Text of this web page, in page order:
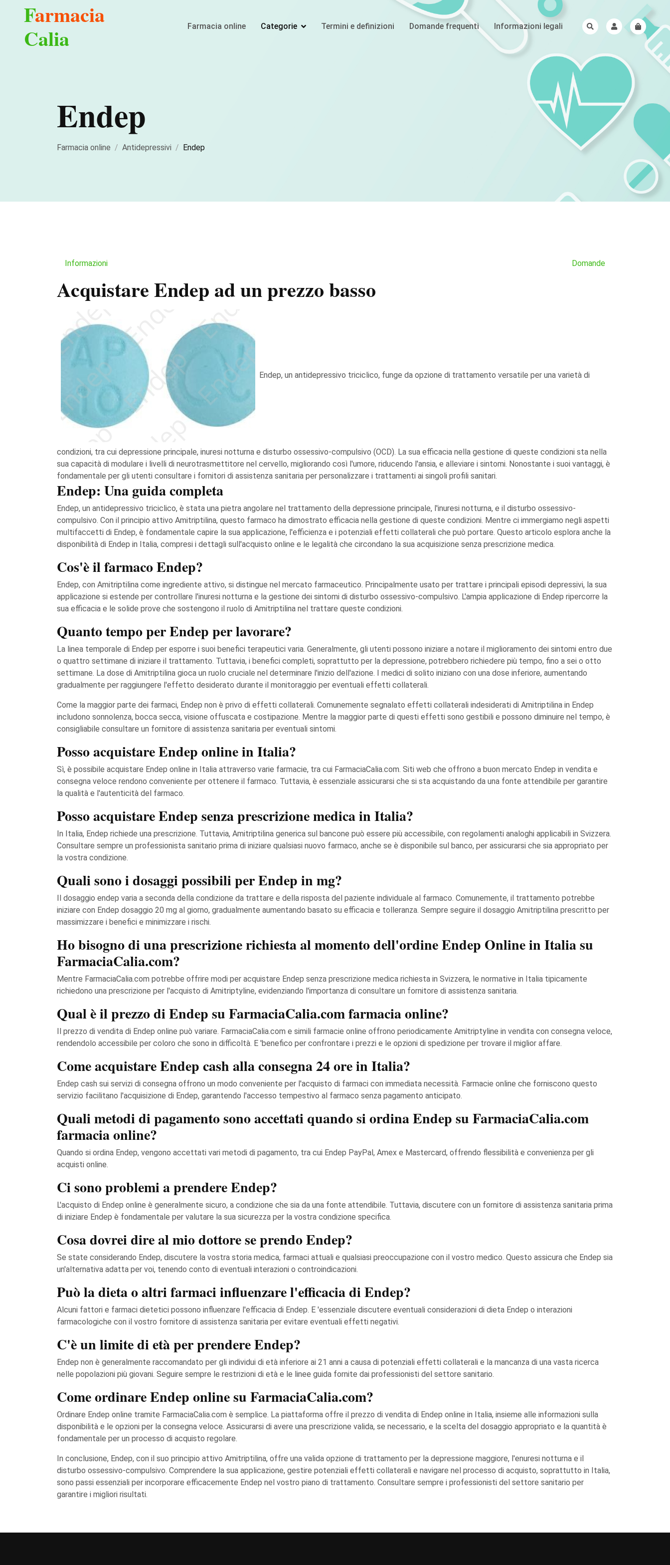
Farmacia
Calia
Farmacia online Categorie Termini e definizioni Domande frequenti Informazioni legali
Endep
Farmacia online Antidepressivi Endep
Informazioni Domande
Acquistare Endep ad un prezzo basso
Endep, un antidepressivo triciclico, funge da opzione di trattamento versatile per una varietà di
condizioni, tra cui depressione principale, inuresi notturna e disturbo ossessivo-compulsivo (OCD). La sua efficacia nella gestione di queste condizioni sta nella
sua capacità di modulare i livelli di neurotrasmettitore nel cervello, migliorando così l'umore, riducendo l'ansia, e alleviare i sintomi. Nonostante i suoi vantaggi, è
fondamentale per gli utenti consultare i fornitori di assistenza sanitaria per personalizzare i trattamenti ai singoli profili sanitari.
Endep: Una guida completa
Endep, un antidepressivo triciclico, è stata una pietra angolare nel trattamento della depressione principale, l'inuresi notturna, e il disturbo ossessivo-
compulsivo. Con il principio attivo Amitriptilina, questo farmaco ha dimostrato efficacia nella gestione di queste condizioni. Mentre ci immergiamo negli aspetti
multifaccetti di Endep, è fondamentale capire la sua applicazione, l'efficienza e i potenziali effetti collaterali che può portare. Questo articolo esplora anche la
disponibilità di Endep in Italia, compresi i dettagli sull'acquisto online e le legalità che circondano la sua acquisizione senza prescrizione medica.
Cos'è il farmaco Endep?
Endep, con Amitriptilina come ingrediente attivo, si distingue nel mercato farmaceutico. Principalmente usato per trattare i principali episodi depressivi, la sua
applicazione si estende per controllare l'inuresi notturna e la gestione dei sintomi di disturbo ossessivo-compulsivo. L'ampia applicazione di Endep ripercorre la
sua efficacia e le solide prove che sostengono il ruolo di Amitriptilina nel trattare queste condizioni.
Quanto tempo per Endep per lavorare?
La linea temporale di Endep per esporre i suoi benefici terapeutici varia. Generalmente, gli utenti possono iniziare a notare il miglioramento dei sintomi entro due
o quattro settimane di iniziare il trattamento. Tuttavia, i benefici completi, soprattutto per la depressione, potrebbero richiedere più tempo, fino a sei o otto
settimane. La dose di Amitriptilina gioca un ruolo cruciale nel determinare l'inizio dell'azione. I medici di solito iniziano con una dose inferiore, aumentando
gradualmente per raggiungere l'effetto desiderato durante il monitoraggio per eventuali effetti collaterali.
Come la maggior parte dei farmaci, Endep non è privo di effetti collaterali. Comunemente segnalato effetti collaterali indesiderati di Amitriptilina in Endep
includono sonnolenza, bocca secca, visione offuscata e costipazione. Mentre la maggior parte di questi effetti sono gestibili e possono diminuire nel tempo, è
consigliabile consultare un fornitore di assistenza sanitaria per eventuali sintomi.
Posso acquistare Endep online in Italia?
Sì, è possibile acquistare Endep online in Italia attraverso varie farmacie, tra cui FarmaciaCalia.com. Siti web che offrono a buon mercato Endep in vendita e
consegna veloce rendono conveniente per ottenere il farmaco. Tuttavia, è essenziale assicurarsi che si sta acquistando da una fonte attendibile per garantire
la qualità e l'autenticità del farmaco.
Posso acquistare Endep senza prescrizione medica in Italia?
In Italia, Endep richiede una prescrizione. Tuttavia, Amitriptilina generica sul bancone può essere più accessibile, con regolamenti analoghi applicabili in Svizzera.
Consultare sempre un professionista sanitario prima di iniziare qualsiasi nuovo farmaco, anche se è disponibile sul banco, per assicurarsi che sia appropriato per
la vostra condizione.
Quali sono i dosaggi possibili per Endep in mg?
Il dosaggio endep varia a seconda della condizione da trattare e della risposta del paziente individuale al farmaco. Comunemente, il trattamento potrebbe
iniziare con Endep dosaggio 20 mg al giorno, gradualmente aumentando basato su efficacia e tolleranza. Sempre seguire il dosaggio Amitriptilina prescritto per
massimizzare i benefici e minimizzare i rischi.
Ho bisogno di una prescrizione richiesta al momento dell'ordine Endep Online in Italia su
FarmaciaCalia.com?
Mentre FarmaciaCalia.com potrebbe offrire modi per acquistare Endep senza prescrizione medica richiesta in Svizzera, le normative in Italia tipicamente
richiedono una prescrizione per l'acquisto di Amitriptyline, evidenziando l'importanza di consultare un fornitore di assistenza sanitaria.
Qual è il prezzo di Endep su FarmaciaCalia.com farmacia online?
Il prezzo di vendita di Endep online può variare. FarmaciaCalia.com e simili farmacie online offrono periodicamente Amitriptyline in vendita con consegna veloce,
rendendolo accessibile per coloro che sono in difficoltà. E 'benefico per confrontare i prezzi e le opzioni di spedizione per trovare il miglior affare.
Come acquistare Endep cash alla consegna 24 ore in Italia?
Endep cash sui servizi di consegna offrono un modo conveniente per l'acquisto di farmaci con immediata necessità. Farmacie online che forniscono questo
servizio facilitano l'acquisizione di Endep, garantendo l'accesso tempestivo al farmaco senza pagamento anticipato.
Quali metodi di pagamento sono accettati quando si ordina Endep su FarmaciaCalia.com
farmacia online?
Quando si ordina Endep, vengono accettati vari metodi di pagamento, tra cui Endep PayPal, Amex e Mastercard, offrendo flessibilità e convenienza per gli
acquisti online.
Ci sono problemi a prendere Endep?
L'acquisto di Endep online è generalmente sicuro, a condizione che sia da una fonte attendibile. Tuttavia, discutere con un fornitore di assistenza sanitaria prima
di iniziare Endep è fondamentale per valutare la sua sicurezza per la vostra condizione specifica.
Cosa dovrei dire al mio dottore se prendo Endep?
Se state considerando Endep, discutere la vostra storia medica, farmaci attuali e qualsiasi preoccupazione con il vostro medico. Questo assicura che Endep sia
un'alternativa adatta per voi, tenendo conto di eventuali interazioni o controindicazioni.
Può la dieta o altri farmaci influenzare l'efficacia di Endep?
Alcuni fattori e farmaci dietetici possono influenzare l'efficacia di Endep. E 'essenziale discutere eventuali considerazioni di dieta Endep o interazioni
farmacologiche con il vostro fornitore di assistenza sanitaria per evitare eventuali effetti negativi.
C'è un limite di età per prendere Endep?
Endep non è generalmente raccomandato per gli individui di età inferiore ai 21 anni a causa di potenziali effetti collaterali e la mancanza di una vasta ricerca
nelle popolazioni più giovani. Seguire sempre le restrizioni di età e le linee guida fornite dai professionisti del settore sanitario.
Come ordinare Endep online su FarmaciaCalia.com?
Ordinare Endep online tramite FarmaciaCalia.com è semplice. La piattaforma offre il prezzo di vendita di Endep online in Italia, insieme alle informazioni sulla
disponibilità e le opzioni per la consegna veloce. Assicurarsi di avere una prescrizione valida, se necessario, e la scelta del dosaggio appropriato e la quantità è
fondamentale per un processo di acquisto regolare.
In conclusione, Endep, con il suo principio attivo Amitriptilina, offre una valida opzione di trattamento per la depressione maggiore, l'enuresi notturna e il
disturbo ossessivo-compulsivo. Comprendere la sua applicazione, gestire potenziali effetti collaterali e navigare nel processo di acquisto, soprattutto in Italia,
sono passi essenziali per incorporare efficacemente Endep nel vostro piano di trattamento. Consultare sempre i professionisti del settore sanitario per
garantire i migliori risultati.